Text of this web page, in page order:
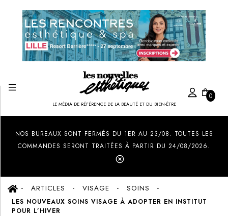
LE MÉDIA DE RÉFÉRENCE DE LA BEAUTÉ ET DU BIEN-ÊTRE
0
NOS BUREAUX SONT FERMÉS DU 1ER AU 23/08. TOUTES LES
COMMANDES SERONT TRAITÉES À PARTIR DU 24/08/2026.
ARTICLES VISAGE SOINS
LES NOUVEAUX SOINS VISAGE À ADOPTER EN INSTITUT
POUR L’HIVER